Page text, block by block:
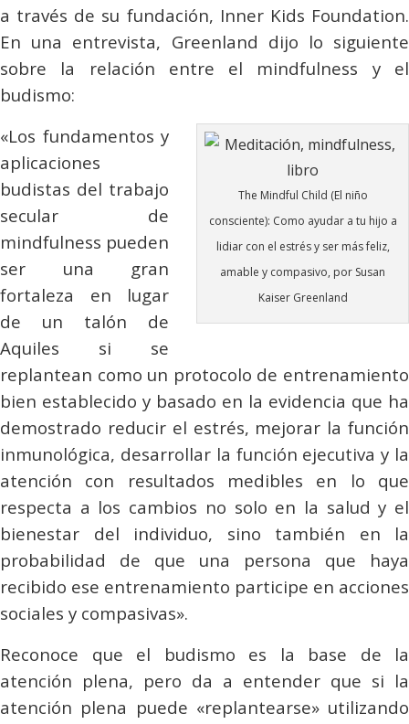
a través de su fundación, Inner Kids Foundation.
En una entrevista, Greenland dijo lo siguiente
sobre la relación entre el mindfulness y el
budismo:
The Mindful Child (El niño
consciente): Como ayudar a tu hijo a
lidiar con el estrés y ser más feliz,
amable y compasivo, por Susan
Kaiser Greenland
«Los fundamentos y
aplicaciones
budistas del trabajo
secular de
mindfulness pueden
ser una gran
fortaleza en lugar
de un talón de
Aquiles si se
replantean como un protocolo de entrenamiento
bien establecido y basado en la evidencia que ha
demostrado reducir el estrés, mejorar la función
inmunológica, desarrollar la función ejecutiva y la
atención con resultados medibles en lo que
respecta a los cambios no solo en la salud y el
bienestar del individuo, sino también en la
probabilidad de que una persona que haya
recibido ese entrenamiento participe en acciones
sociales y compasivas».
Reconoce que el budismo es la base de la
atención plena, pero da a entender que si la
atención plena puede «replantearse» utilizando